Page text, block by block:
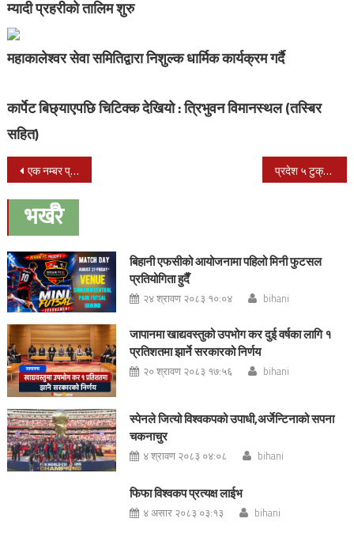
म्यादी प्रहरीको तालिम शुरु
महाकालेश्वर सेवा समितिद्वारा निशुल्क धार्मिक कार्यक्रम गर्दै
कार्पेट बिछ्याएपछि चिटिक्क देखियो : त्रिभुवन विमानस्थल (तस्बिर
सहित)
Post
navigation
एक नम्बर प्रदेशमा रहेका झापा, मोरङ र सुनसरी टुक्र्याउन नहुने :सभापती देउवा प्रदेश ५ टुक्राएकोे विरोधमा कपिलबस्तुमा अनेरास्ववियु र युवा संघले राजमार्ग ठप्प
भर्खरै
बिहानी एफसीको आयोजनामा पहिलो मिनी फुटसल
प्रतियोगिता हुदैँ
२४ श्रावण २०८३ १०:०४ bihani
जापानमा खाद्यवस्तुको उपभोग कर दुई वर्षका लागि १
प्रतिशतमा झार्ने सरकारको निर्णय
२० श्रावण २०८३ १७:५६ bihani
स्पेनले जित्यो विश्वकपको उपाधी,अर्जेन्टिनाको सपना
चकनाचुर
४ श्रावण २०८३ ०४:०८ bihani
फिफा विश्वकप प्रत्यक्ष लाईभ
४ असार २०८३ ०३:१३ bihani